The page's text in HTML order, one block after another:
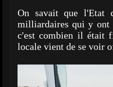
On savait que l'Etat
milliardaires qui y ont
c'est combien il était
locale vient de se voir